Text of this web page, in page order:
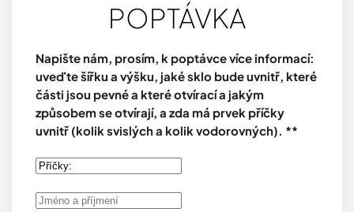
POPTÁVKA
Napište nám, prosím, k poptávce více informací:
uveďte šířku a výšku, jaké sklo bude uvnitř, které
části jsou pevné a které otvírací a jakým
způsobem se otvírají, a zda má prvek příčky
uvnitř (kolik svislých a kolik vodorovných). **